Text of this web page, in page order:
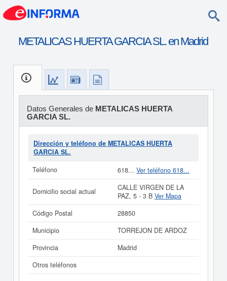
METALICAS HUERTA GARCIA SL. en Madrid
Datos Generales de METALICAS HUERTA
GARCIA SL.
Dirección y teléfono de METALICAS HUERTA
GARCIA SL.
Teléfono
618... Ver teléfono 618...
Domicilio social actual
CALLE VIRGEN DE LA
PAZ, 5 - 3 B Ver Mapa
Código Postal
28850
Municipio
TORREJON DE ARDOZ
Provincia
Madrid
Otros teléfonos